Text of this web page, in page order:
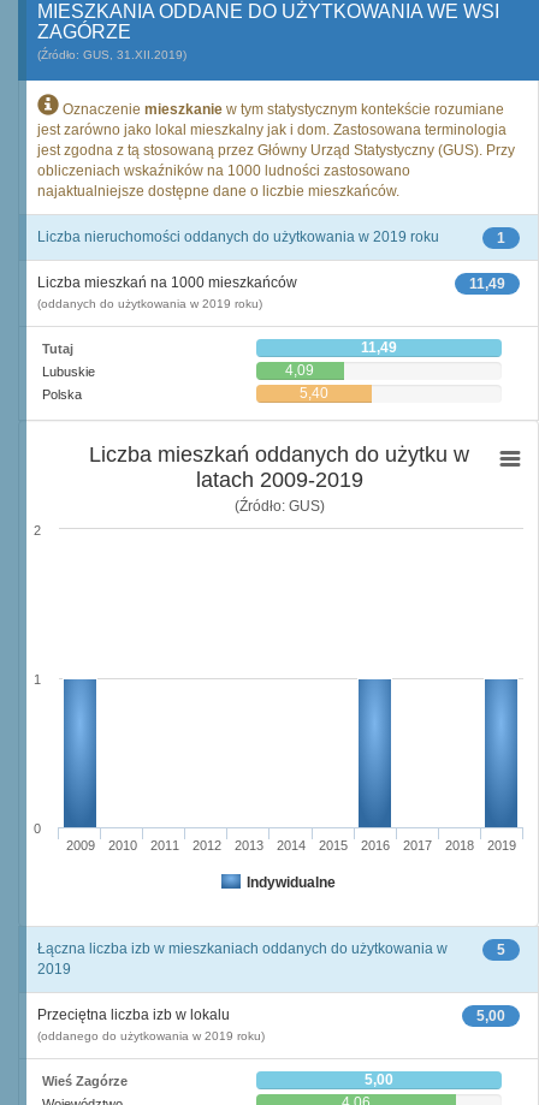
MIESZKANIA ODDANE DO UŻYTKOWANIA WE WSI
ZAGÓRZE
(Źródło: GUS, 31.XII.2019)
Oznaczenie mieszkanie w tym statystycznym kontekście rozumiane
jest zarówno jako lokal mieszkalny jak i dom. Zastosowana terminologia
jest zgodna z tą stosowaną przez Główny Urząd Statystyczny (GUS). Przy
obliczeniach wskaźników na 1000 ludności zastosowano
najaktualniejsze dostępne dane o liczbie mieszkańców.
1
Liczba nieruchomości oddanych do użytkowania w 2019 roku
11,49
Liczba mieszkań na 1000 mieszkańców
(oddanych do użytkowania w 2019 roku)
Tutaj 11,49
Lubuskie 4,09
Polska 5,40
Liczba mieszkań oddanych do użytku w
latach 2009-2019
(Źródło: GUS)
Indywidualne
2009 2010 2011 2012 2013 2014 2015 2016 2017 2018 2019
0
1
2
5
Łączna liczba izb w mieszkaniach oddanych do użytkowania w
2019
5,00
Przeciętna liczba izb w lokalu
(oddanego do użytkowania w 2019 roku)
Wieś Zagórze 5,00